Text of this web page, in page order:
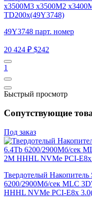
x3500M3 x3500M2
TD200x(49Y3748)
49Y3748 парт. номер
20 424 ₽ $242
1
Быстрый просмотр
Сопутствующие
Под заказ
Твердотелый
6200/2900Мб/сек MLC
HHHL NVMe PCI-E8x